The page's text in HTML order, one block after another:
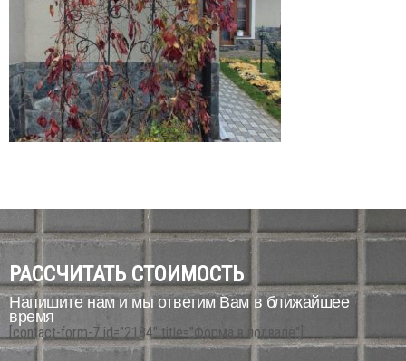
РАССЧИТАТЬ СТОИМОСТЬ
Напишите нам и мы ответим Вам в ближайшее
время
[contact-form-7 id="2184" title="Форма в подвале"]